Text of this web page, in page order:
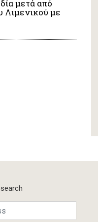
μετά από
Λιμενικού με